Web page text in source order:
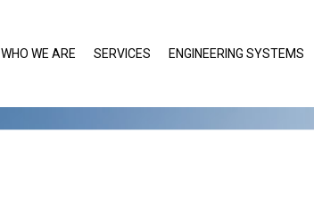
WHO WE ARE SERVICES ENGINEERING SYSTEMS